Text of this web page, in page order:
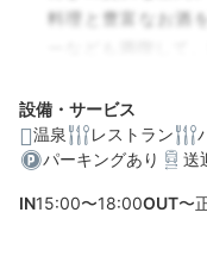
料理と豊富なお酒
ーなども満喫して
編集部お
設備・サービス
温泉
レストラン
パーキングあり
送
IN15:00〜18:00OUT〜